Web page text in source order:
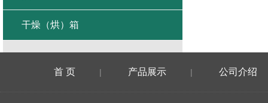
干燥（烘）箱
首 页 | 产品展示 | 公司介绍